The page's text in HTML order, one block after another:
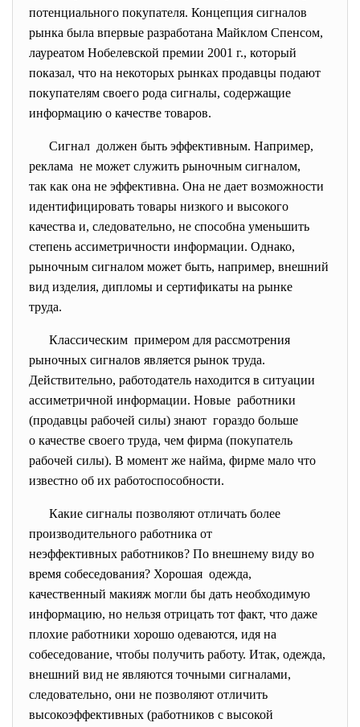
потенциального покупателя. Концепция сигналов
рынка была впервые разработана Майклом Спенсом,
лауреатом Нобелевской премии 2001 г., который
показал, что на некоторых рынках продавцы подают
покупателям своего рода сигналы, содержащие
информацию о качестве товаров.
Сигнал должен быть эффективным. Например,
реклама не может служить рыночным сигналом,
так как она не эффективна. Она не дает возможности
идентифицировать товары низкого и высокого
качества и, следовательно, не способна уменьшить
степень ассиметричности информации. Однако,
рыночным сигналом может быть, например, внешний
вид изделия, дипломы и сертификаты на рынке
труда.
Классическим примером для рассмотрения
рыночных сигналов является рынок труда.
Действительно, работодатель находится в ситуации
ассиметричной информации. Новые работники
(продавцы рабочей силы) знают гораздо больше
о качестве своего труда, чем фирма (покупатель
рабочей силы). В момент же найма, фирме мало что
известно об их работоспособности.
Какие сигналы позволяют отличать более
производительного работника от
неэффективных работников? По внешнему виду во
время собеседования? Хорошая одежда,
качественный макияж могли бы дать необходимую
информацию, но нельзя отрицать тот факт, что даже
плохие работники хорошо одеваются, идя на
собеседование, чтобы получить работу. Итак, одежда,
внешний вид не являются точными сигналами,
следовательно, они не позволяют отличить
высокоэффективных (работников с высокой